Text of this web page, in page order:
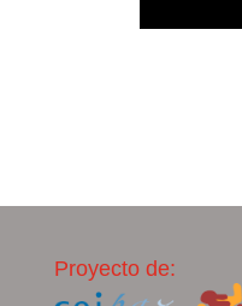
Proyecto de: